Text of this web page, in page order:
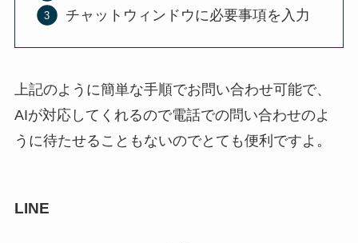
チャットウィンドウに必要事項を入力
上記のように簡単な手順でお問い合わせ可能で、
AIが対応してくれるので電話での問い合わせのよ
うに待たせることもないのでとても便利ですよ。
LINE